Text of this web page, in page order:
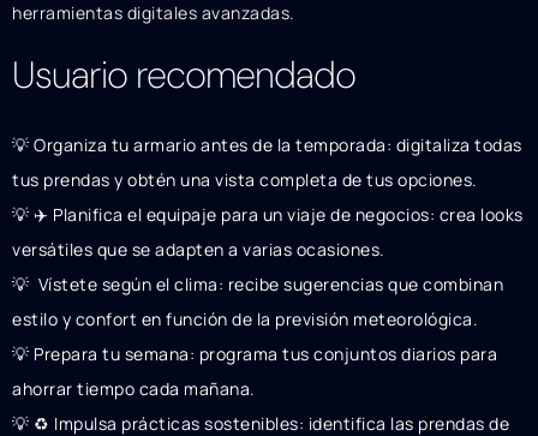
herramientas digitales avanzadas.
Usuario recomendado
💡 Organiza tu armario antes de la temporada: digitaliza todas
tus prendas y obtén una vista completa de tus opciones.
💡 ✈️ Planifica el equipaje para un viaje de negocios: crea looks
versátiles que se adapten a varias ocasiones.
💡 ️ Vístete según el clima: recibe sugerencias que combinan
estilo y confort en función de la previsión meteorológica.
💡 Prepara tu semana: programa tus conjuntos diarios para
ahorrar tiempo cada mañana.
💡 ♻️ Impulsa prácticas sostenibles: identifica las prendas de